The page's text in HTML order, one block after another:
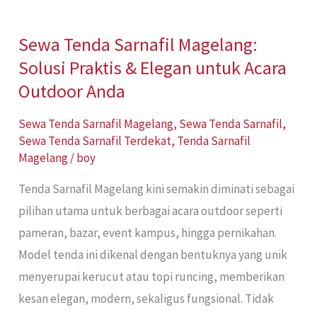
Sewa Tenda Sarnafil Magelang:
Solusi Praktis & Elegan untuk Acara
Outdoor Anda
Sewa Tenda Sarnafil Magelang, Sewa Tenda Sarnafil,
Sewa Tenda Sarnafil Terdekat, Tenda Sarnafil
Magelang/boy
Tenda Sarnafil Magelang kini semakin diminati sebagai
pilihan utama untuk berbagai acara outdoor seperti
pameran, bazar, event kampus, hingga pernikahan.
Model tenda ini dikenal dengan bentuknya yang unik
menyerupai kerucut atau topi runcing, memberikan
kesan elegan, modern, sekaligus fungsional. Tidak
Sewa
Tenda
Sarnafil
Solusi
Praktis
Elegan
untuk
Acara
Outdoor
Anda